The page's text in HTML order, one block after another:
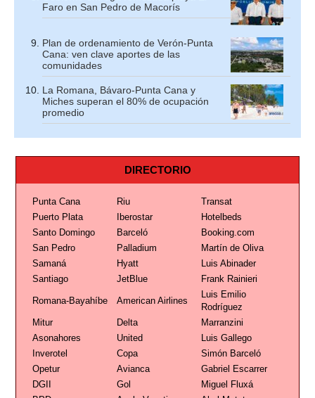
Faro en San Pedro de Macorís
Plan de ordenamiento de Verón-Punta
Cana: ven clave aportes de las
comunidades
La Romana, Bávaro-Punta Cana y
Miches superan el 80% de ocupación
promedio
DIRECTORIO
Punta Cana Riu
Transat
Puerto Plata
Iberostar
Hotelbeds
Santo Domingo
Barceló
Booking.com
San Pedro
Palladium
Martín de Oliva
Samaná
Hyatt
Luis Abinader
Santiago
JetBlue Frank Rainieri
Romana-Bayahíbe American Airlines
Luis Emilio
Rodríguez
Mitur
Delta
Marranzini
Asonahores
United
Luis Gallego
Inverotel
Copa
Simón Barceló
Opetur
Avianca
Gabriel Escarrer
DGII
Gol
Miguel Fluxá